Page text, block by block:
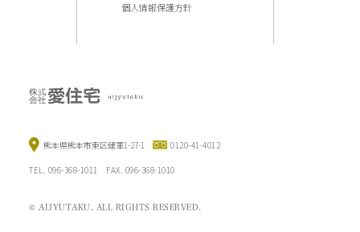
個人情報保護方針
熊本県熊本市東区健軍1-27-1 0120-41-4012
TEL. 096-368-1011 FAX. 096-368-1010
© AIJYUTAKU. ALL RIGHTS RESERVED.